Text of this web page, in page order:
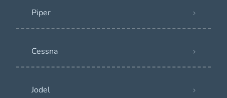
Piper
Cessna
Jodel